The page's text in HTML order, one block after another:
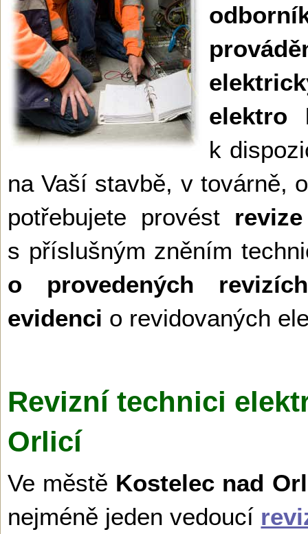
elektro
k
na Vaší stavbě, v továrně,
potřebujete provést
s příslušným zněním
o provedených
evidenci o revidovaných
Revizní technici
Orlicí
Ve městě Kostelec nad
nejméně jeden vedoucí